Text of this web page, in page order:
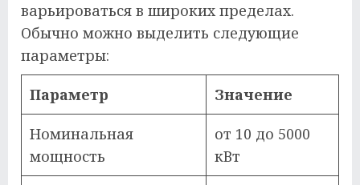
варьироваться в широких пределах.
Обычно можно выделить следующие
параметры:
Параметр Значение
Номинальная
мощность
от 10 до 5000
кВт